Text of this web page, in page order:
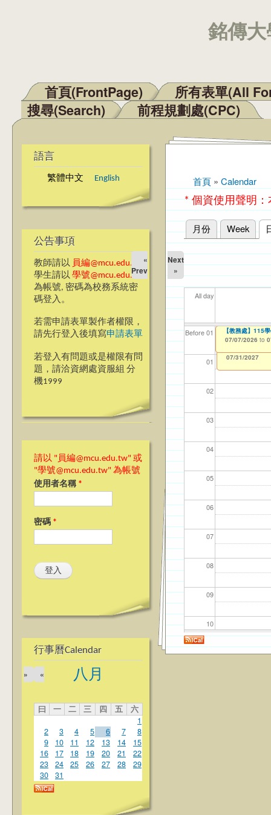
銘傳
主選單
首頁(FrontPage)
所有表單(All
搜尋(Search)
前程規劃處(CPC)
語言
繁體中文 English
公告事項
教師請以 員編@mcu.edu.tw
學生請以 學號@mcu.edu.tw
為帳號, 密碼為校務系統密
碼登入。
若需申請表單製作者權限，
請先行登入後填寫申請表單
若登入有問題或是權限有問
題，請洽資網處資服組 分
機1999
請以 "員編@mcu.edu.tw" 或
"學號@mcu.edu.tw" 為帳號
使用者名稱 *
密碼 *
行事曆Calendar
八月
«
»
曰 一 二 三 四 五
六
1
2
3 4 5 6 7
8
9
10 11 12 13 14
15
16
17 18 19 20 21
22
23
24 25 26 27 28
29
30
31
您在這裡
首頁 » Calendar
* 個資使用聲明
主要索引標籤
月份 Week
«
Prev
Next
»
All day
Before 01
01
02
03
04
05
06
07
08
09
10
11
【資網處】
整合系統～表單
12/31/2027
【財務處】工讀
11/12/2021 to
【財務處】漏打
錄
07/31/2027
114
04/
【學
07/
商品
11/
教務
11/
【教學暨學習資
06/23/2026 to
【教務處】115
07/07/2026 to